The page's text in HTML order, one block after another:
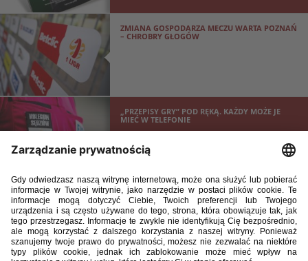
ZMIANA GOSPODARZA MECZU WARTA POZNAŃ
– CHROBRY GŁOGÓW
„PRZEPISY GRY” POD RĘKĄ. KAŻDY MOŻE JE
MIEĆ W TELEFONIE
WIEK TO TYLKO LICZBA – WALKING FUTBOL
ŁĄCZY SENIORÓW W CAŁEJ POLSCE